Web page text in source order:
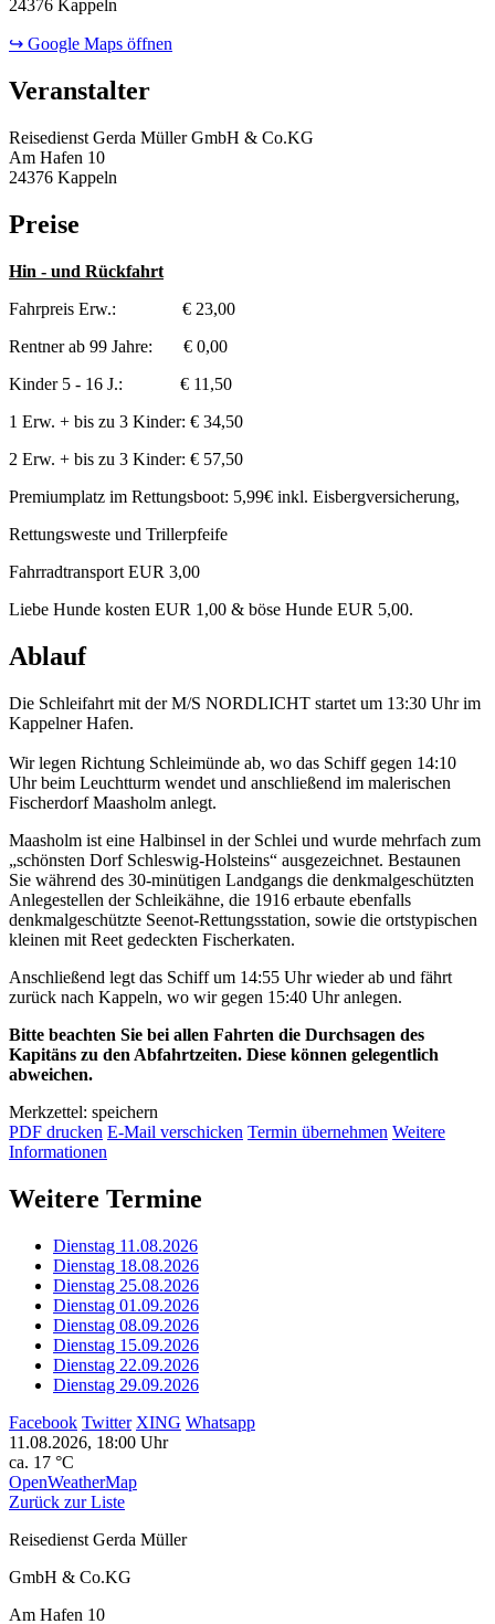
24376 Kappeln
↪ Google Maps öffnen
Veranstalter
Reisedienst Gerda Müller GmbH & Co.KG
Am Hafen 10
24376 Kappeln
Preise
Hin - und Rückfahrt
Fahrpreis Erw.: € 23,00
Rentner ab 99 Jahre: € 0,00
Kinder 5 - 16 J.: € 11,50
1 Erw. + bis zu 3 Kinder: € 34,50
2 Erw. + bis zu 3 Kinder: € 57,50
Premiumplatz im Rettungsboot: 5,99€ inkl. Eisbergversicherung,
Rettungsweste und Trillerpfeife
Fahrradtransport EUR 3,00
Liebe Hunde kosten EUR 1,00 & böse Hunde EUR 5,00.
Ablauf
Die Schleifahrt mit der M/S NORDLICHT startet um 13:30 Uhr im
Kappelner Hafen.
Wir legen Richtung Schleimünde ab, wo das Schiff gegen 14:10
Uhr beim Leuchtturm wendet und anschließend im malerischen
Fischerdorf Maasholm anlegt.
Maasholm ist eine Halbinsel in der Schlei und wurde mehrfach zum
„schönsten Dorf Schleswig-Holsteins“ ausgezeichnet. Bestaunen
Sie während des 30-minütigen Landgangs die denkmalgeschützten
Anlegestellen der Schleikähne, die 1916 erbaute ebenfalls
denkmalgeschützte Seenot-Rettungsstation, sowie die ortstypischen
kleinen mit Reet gedeckten Fischerkaten.
Anschließend legt das Schiff um 14:55 Uhr wieder ab und fährt
zurück nach Kappeln, wo wir gegen 15:40 Uhr anlegen.
Bitte beachten Sie bei allen Fahrten die Durchsagen des
Kapitäns zu den Abfahrtzeiten. Diese können gelegentlich
abweichen.
Merkzettel: speichern
PDF drucken E-Mail verschicken Termin übernehmen Weitere
Informationen
Weitere Termine
Dienstag 11.08.2026
Dienstag 18.08.2026
Dienstag 25.08.2026
Dienstag 01.09.2026
Dienstag 08.09.2026
Dienstag 15.09.2026
Dienstag 22.09.2026
Dienstag 29.09.2026
Facebook Twitter XING Whatsapp
11.08.2026, 18:00 Uhr
ca. 17 °C
OpenWeatherMap
Zurück zur Liste
Reisedienst Gerda Müller
GmbH & Co.KG
Am Hafen 10